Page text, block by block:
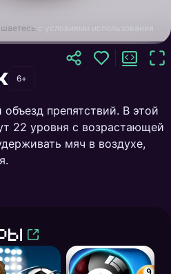
с условиями использования
6+
препятствий. В этой
22 уровня с возрастающей
мяч в воздухе,